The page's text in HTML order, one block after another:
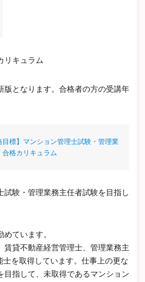
リキュラム
版となります。合格者の方の受講年
目標】マンション管理士試験・管理業
合格カリキュラム
試験・管理業務主任者試験を目指し
ています。
賃貸不動産経営管理士、管理業務主
士を取得しています。仕事上の更な
目指して、未取得であるマンション